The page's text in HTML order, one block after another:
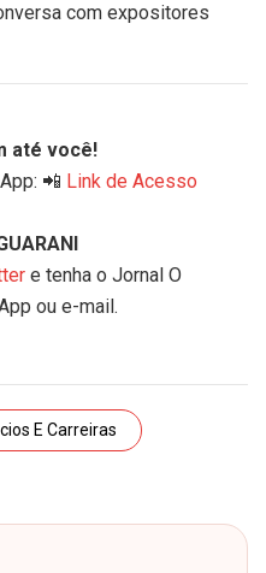
com expositores
até você!
📲 Link de Acesso
e tenha o Jornal O
ou e-mail.
E Carreiras